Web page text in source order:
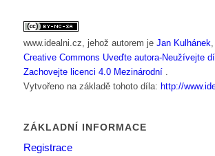
www.idealni.cz , jehož autorem je Jan Kulhánek
Creative Commons Uveďte autora-Neužívejte
Zachovejte licenci 4.0 Mezinárodní
Vytvořeno na základě tohoto díla: http://
ZÁKLADNÍ INFORMACE
Registrace